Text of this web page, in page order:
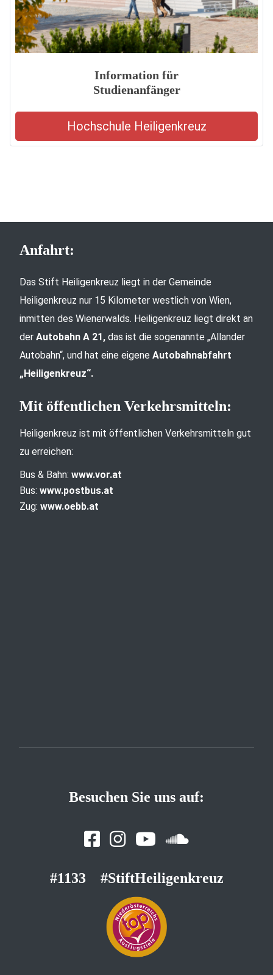
Information für
Studienanfänger
Hochschule Heiligenkreuz
Anfahrt:
Das Stift Heiligenkreuz liegt in der Gemeinde
Heiligenkreuz nur 15 Kilometer westlich von Wien,
inmitten des Wienerwalds. Heiligenkreuz liegt direkt an
der Autobahn A 21, das ist die sogenannte „Allander
Autobahn“, und hat eine eigene Autobahnabfahrt
„Heiligenkreuz“.
Mit öffentlichen Verkehrsmitteln:
Heiligenkreuz ist mit öffentlichen Verkehrsmitteln gut
zu erreichen:
Bus & Bahn: www.vor.at
Bus: www.postbus.at
Zug: www.oebb.at
Besuchen Sie uns auf:
#1133 #StiftHeiligenkreuz